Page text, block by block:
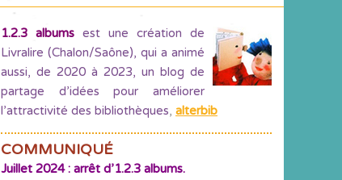
1.2.3 albums est une création de
Livralire (Chalon/Saône), qui a animé
aussi, de 2020 à 2023, un blog de
partage d’idées pour améliorer
l’attractivité des bibliothèques, alterbib
COMMUNIQUÉ
Juillet 2024 : arrêt d’1.2.3 albums.